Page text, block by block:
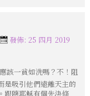
發佈: 25 四月 2019
該一貧如洗嗎？不！阻
是吸引他們遠離天主的
跟隨耶穌有個先決條